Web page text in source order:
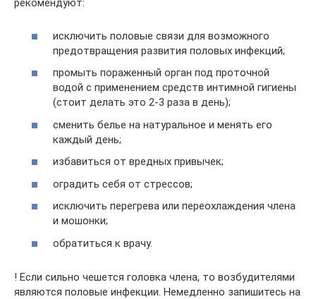
рекомендуют:
исключить половые связи для возможного
предотвращения развития половых инфекций;
промыть пораженный орган под проточной
водой с применением средств интимной гигиены
(стоит делать это 2-3 раза в день);
сменить белье на натуральное и менять его
каждый день;
избавиться от вредных привычек;
оградить себя от стрессов;
исключить перегрева или переохлаждения члена
и мошонки;
обратиться к врачу.
! Если сильно чешется головка члена, то возбудителями
являются половые инфекции. Немедленно запишитесь на